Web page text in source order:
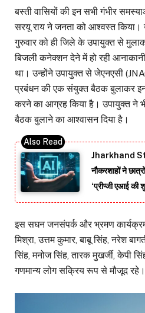
बस्ती वासियों की इन सभी गंभीर
सरयू राय ने जनता को आश्वस्त किया।
गुरुवार को ही जिले के उपायुक्त से
बिजली कनेक्शन देने में हो रही आनाकानी
था। उन्होंने उपायुक्त से जेएनएसी
प्रबंधन की एक संयुक्त बैठक बुलाकर
करने का आग्रह किया है। उपायुक्त ने
बैठक बुलाने का आश्वासन दिया है।
Jharkhand
नौकरशाहों ने
‘प्रीप्जी एआई
इस सघन जनसंपर्क और भ्रमण
मिश्रा, उत्तम कुमार, बाबू सिंह, नरेश
सिंह, मनोज सिंह, तारक मुखर्जी, केपी
गणमान्य लोग सक्रिय रूप से मौजूद रहे।